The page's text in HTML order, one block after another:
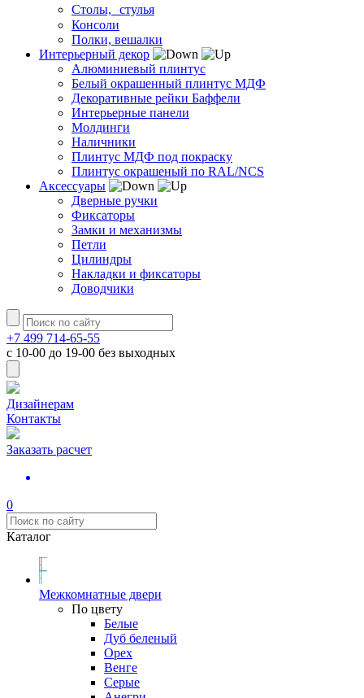
Столы, стулья
Консоли
Полки, вешалки
Интерьерный декор
Алюминиевый плинтус
Белый окрашенный плинтус МДФ
Декоративные рейки Баффели
Интерьерные панели
Молдинги
Наличники
Плинтус МДФ под покраску
Плинтус окрашеный по RAL/NCS
Аксессуары
Дверные ручки
Фиксаторы
Замки и механизмы
Петли
Цилиндры
Накладки и фиксаторы
Доводчики
+7 499 714-65-55
с 10-00 до 19-00 без выходных
Дизайнерам
Контакты
Заказать расчет
0
Каталог
Межкомнатные двери
По цвету
Белые
Дуб беленый
Орех
Венге
Серые